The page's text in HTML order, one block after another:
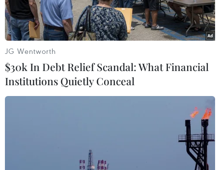
mã viếng mộ.
Chiều 20/7, tại xã Triệu Sơn, huyện Triệu Phong,
tỉnh Quảng Trị, một vụ cháy rừng và thực bì xảy
JG Wentworth
$30k In Debt Relief Scandal: What Financial
Institutions Quietly Conceal